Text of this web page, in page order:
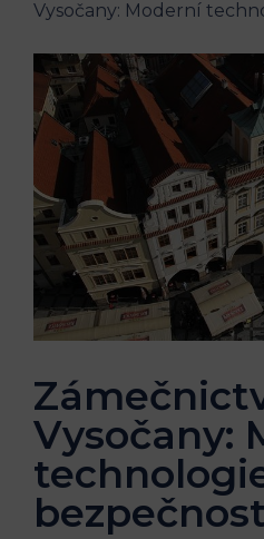
Vysočany: Moderní
Vysočany: